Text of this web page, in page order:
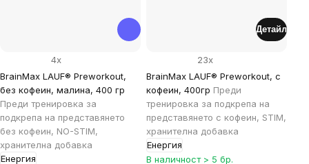
BrainMax LAUF® Preworkout,
без кофеин, малина, 400 гр
Преди тренировка за
подкрепа на представянето
без кофеин, NO-STIM,
хранителна добавка
Енергия
4x
BrainMax LAUF® Preworkout, с
кофеин, 400гр Преди
тренировка за подкрепа на
представянето с кофеин, STIM,
хранителна добавка
Енергия
23x
В наличност > 5 бр.
Детайл